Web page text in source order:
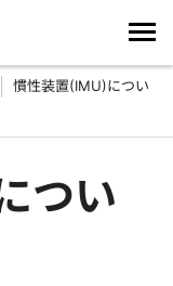
慣性装置(IMU)につい
つい